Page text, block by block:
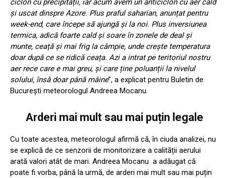
ciclon cu precipitații, iar acum avem un anticiclon cu aer cald
și uscat dinspre Azore. Plus praful saharian, anunțat pentru
week-end, care începe să ajungă și la noi. Plus inversiunea
termica, adică foarte cald și soare în zonele de deal și
munte, ceață și mai frig la câmpie, unde crește temperatura
doar după ce se ridică ceața. Azi a intrat pe teritoriul nostru
aer rece care e mai greu, și care ține poluanții la nivelul
solului, însă doar până mâine”, a explicat pentru Buletin de
București meteorologul Andreea Mocanu.
Arderi mai mult sau mai puțin legale
Cu toate acestea, meteorologul afirmă că, în ciuda analizei, nu
se explică de ce senzorii de monitorizare a calității aerului
arată valori atât de mari. Andreea Mocanu a adăugat că
poate fi vorba, până la urmă, de arderi mai mult sau mai puțin